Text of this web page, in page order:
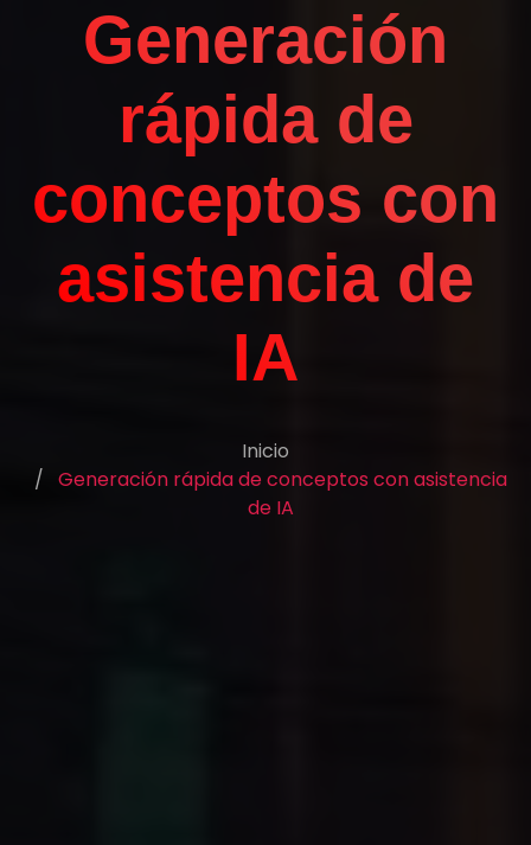
Generación
rápida de
conceptos con
asistencia de
IA
Inicio
Generación rápida de conceptos con asistencia
de IA